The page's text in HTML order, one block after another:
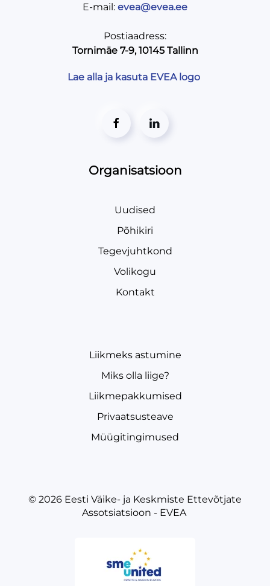
E-mail: evea@evea.ee
Postiaadress:
Tornimäe 7-9, 10145 Tallinn
Lae alla ja kasuta EVEA logo
Organisatsioon
Uudised
Põhikiri
Tegevjuhtkond
Volikogu
Kontakt
Liikmeks astumine
Miks olla liige?
Liikmepakkumised
Privaatsusteave
Müügitingimused
© 2026 Eesti Väike- ja Keskmiste Ettevõtjate
Assotsiatsioon - EVEA